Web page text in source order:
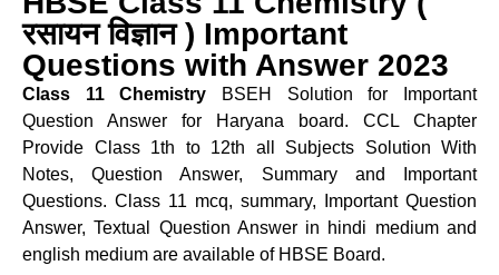
रसायन विज्ञान ) Important
Questions with Answer 2023
Class 11 Chemistry
BSEH Solution for Important
Question Answer for Haryana board. CCL Chapter
Provide Class 1th to 12th all Subjects Solution With
Notes, Question Answer, Summary and Important
Questions. Class 11 mcq, summary, Important Question
Answer, Textual Question Answer in hindi medium and
english medium are available of HBSE Board.